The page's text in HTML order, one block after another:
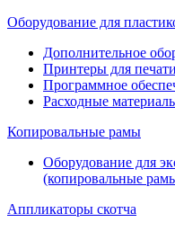
Оборудование для
Дополнительное
Принтеры для
Программное
Расходные
Копировальные рамы
Оборудование для
(копировальные
Аппликаторы скотча